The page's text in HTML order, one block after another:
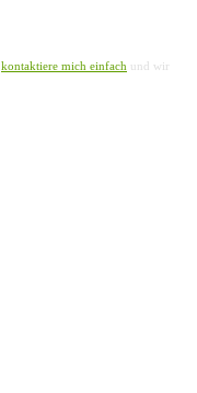
kontaktiere mich einfach und wir